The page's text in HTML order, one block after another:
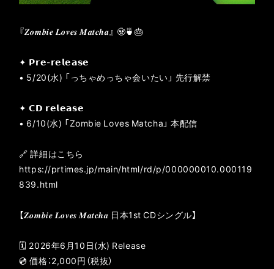
『𝒁𝒐𝒎𝒃𝒊𝒆 𝑳𝒐𝒗𝒆𝒔 𝑴𝒂𝒕𝒄𝒉𝒂』 🧟🍵🎂
✦ 𝗣𝗿𝗲-𝗿𝗲𝗹𝗲𝗮𝘀𝗲
• 5/20(水) 「っちゃめっちゃ会いたい」 先行解禁
✦ 𝗖𝗗 𝗿𝗲𝗹𝗲𝗮𝘀𝗲
• 6/10(水) 「Zombie Loves Matcha」 本配信
🔗 詳細はこちら
https://prtimes.jp/main/html/rd/p/000000010.000119
839.html
【𝒁𝒐𝒎𝒃𝒊𝒆 𝑳𝒐𝒗𝒆𝒔 𝑴𝒂𝒕𝒄𝒉𝒂 日本1st CDシングル】
🗓 2026年6月10日(水) Release
💿 価格：2,000円（税抜）